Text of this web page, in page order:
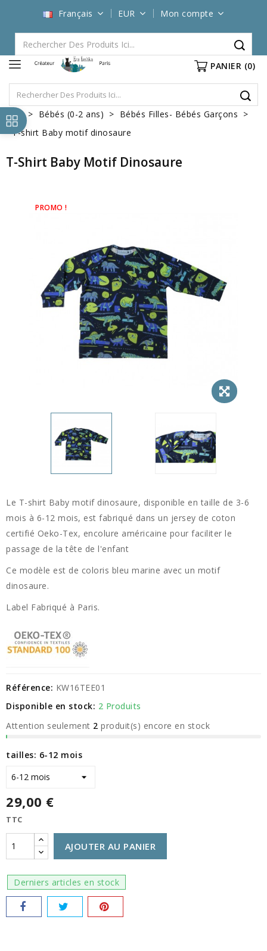
Français EUR Mon compte
PANIER (0)
Bébés (0-2 ans)
Bébés Filles- Bébés Garçons
T-shirt Baby motif dinosaure
T-Shirt Baby Motif Dinosaure
PROMO !
Le T-shirt Baby motif dinosaure, disponible en taille de 3-6
mois à 6-12 mois, est fabriqué dans un jersey de coton
certifié Oeko-Tex, encolure américaine pour faciliter le
passage de la tête de l'enfant
Ce modèle est de coloris bleu marine avec un motif
dinosaure.
Label Fabriqué à Paris.
Référence: KW16TEE01
Disponible en stock: 2 Produits
Attention seulement 2 produit(s) encore en stock
tailles: 6-12 mois
29,00 €
TTC
AJOUTER AU PANIER
Derniers articles en stock